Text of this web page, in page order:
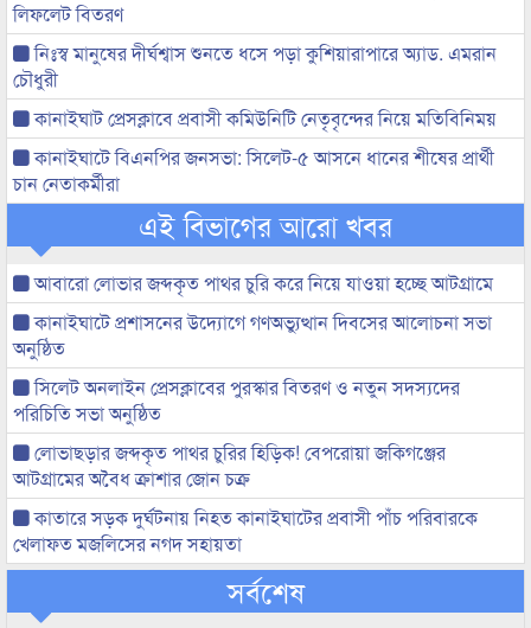
লিফলেট বিতরণ
নিঃস্ব মানুষের দীর্ঘশ্বাস শুনতে ধসে পড়া কুশিয়ারাপারে অ্যাড. এমরান
চৌধুরী
কানাইঘাট প্রেসক্লাবে প্রবাসী কমিউনিটি নেতৃবৃন্দের নিয়ে মতিবিনিময়
কানাইঘাটে বিএনপির জনসভা: সিলেট-৫ আসনে ধানের শীষের প্রার্থী
চান নেতাকর্মীরা
এই বিভাগের আরো খবর
আবারো লোভার জব্দকৃত পাথর চুরি করে নিয়ে যাওয়া হচ্ছে আটগ্রামে
কানাইঘাটে প্রশাসনের উদ্যোগে গণঅভ্যুত্থান দিবসের আলোচনা সভা
অনুষ্ঠিত
সিলেট অনলাইন প্রেসক্লাবের পুরস্কার বিতরণ ও নতুন সদস্যদের
পরিচিতি সভা অনুষ্ঠিত
লোভাছড়ার জব্দকৃত পাথর চুরির হিড়িক! বেপরোয়া জকিগঞ্জের
আটগ্রামের অবৈধ ক্রাশার জোন চক্র
কাতারে সড়ক দুর্ঘটনায় নিহত কানাইঘাটের প্রবাসী পাঁচ পরিবারকে
খেলাফত মজলিসের নগদ সহায়তা
সর্বশেষ